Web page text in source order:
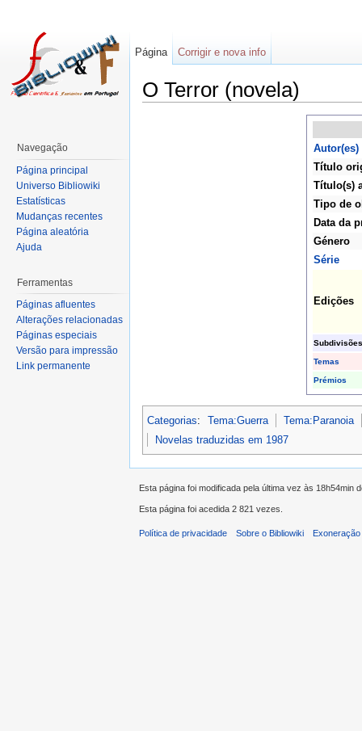
O Terror (novela)
Autor(es)
Título
Título(s)
Tipo de
Data da
Género
Série
Edições
Subdivisões
Temas
Prémios
Categorias: Tema:Guerra
Tema:Paranoia
Novelas traduzidas em 1987
Página Corrigir e nova info
Navegação
Página principal
Universo Bibliowiki
Estatísticas
Mudanças recentes
Página aleatória
Ajuda
Ferramentas
Páginas afluentes
Alterações relacionadas
Páginas especiais
Versão para impressão
Link permanente
Esta página foi modificada pela última vez às 18h54min
Esta página foi acedida 2 821 vezes.
Política de privacidade Sobre o Bibliowiki